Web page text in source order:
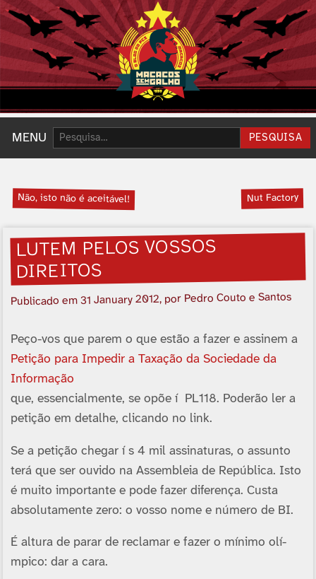
MENU Pesquisar: PESQUISA
Não, isto não é aceitável! Nut Factory
LUTEM PELOS VOSSOS
DIREITOS
Publicado em31 January 2012, por Pedro Couto e Santos
Peço-vos que parem o que estão a fazer e assinem a
Petição para Impedir a Taxação da Sociedade da
Informação
que, essencialmente, se opõe í PL118. Poderão ler a
petição em detalhe, clicando no link.
Se a petição chegar í s 4 mil assinaturas, o assunto
terá que ser ouvido na Assembleia de República. Isto
é muito importante e pode fazer diferença. Custa
absolutamente zero: o vosso nome e número de BI.
É altura de parar de reclamar e fazer o mí­nimo olí­
mpico: dar a cara.